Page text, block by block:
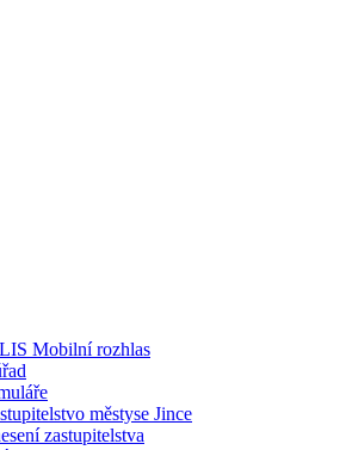
Mobilní rozhlas
městyse Jince
zastupitelstva